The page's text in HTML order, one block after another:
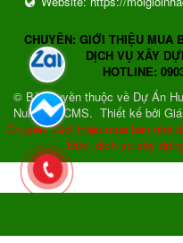
CHUYÊN: GIỚI THIỆU MUA
DỊCH VỤ XÂY
HOTLINE:
© Bản quyền thuộc về Dự Án
NukeViet CMS. Thiết kế bởi
Chuyên: Giới thiệu mua bán nhà
Đức, dịch vụ xây